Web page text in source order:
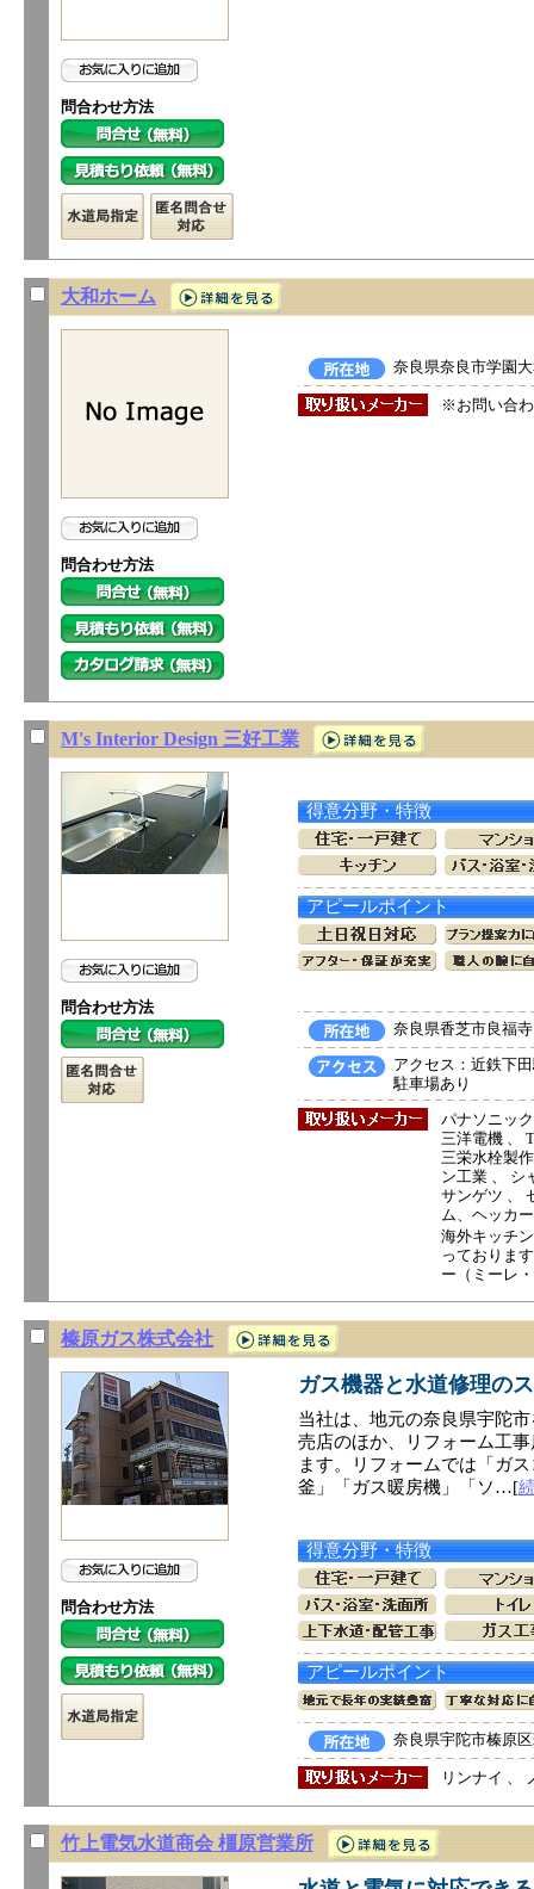
問合わせ方法
大和ホーム
問合わせ方法
奈良県奈良市学園
※お問い合
M's Interior Design 三好工業
問合わせ方法
得意分野・特徴
アピールポイント
奈良県香芝市良福
アクセス：近鉄下
駐車場あり
パナソニッ
三洋電機 、
三栄水栓製
ン工業 、 シ
サンゲツ 、
ム、ヘッカー
海外キッチ
っておりま
ー（ミーレ
榛原ガス株式会社
問合わせ方法
ガス機器と水道修理の
当社は、地元の奈良県宇陀
売店のほか、リフォーム工
ます。リフォームでは「ガ
釜」「ガス暖房機」「ソ…[
得意分野・特徴
アピールポイント
奈良県宇陀市榛原
リンナイ 、
竹上電気水道商会 橿原営業所